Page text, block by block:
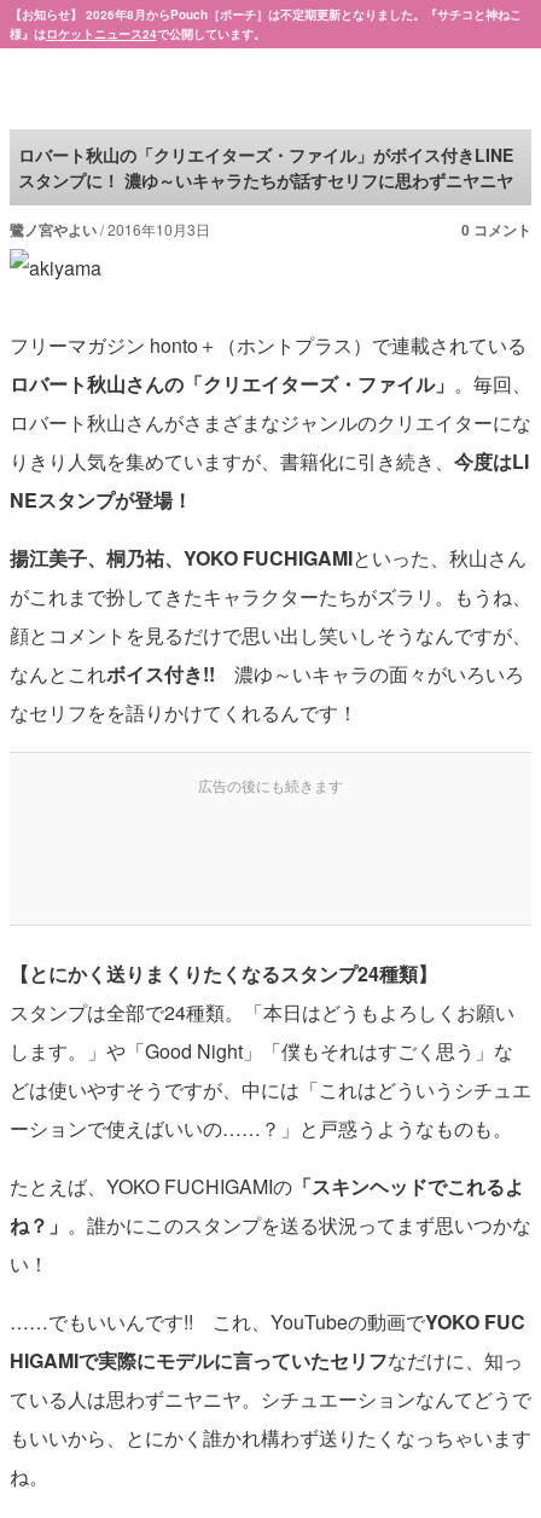
【お知らせ】 2026年8月からPouch［ポーチ］は不定期更新となりました。『サチコと神ねこ
様』はロケットニュース24で公開しています。
ロバート秋山の「クリエイターズ・ファイル」がボイス付きLINE
スタンプに！ 濃ゆ～いキャラたちが話すセリフに思わずニヤニヤ
鷺ノ宮やよい 2016年10月3日 0 コメント
フリーマガジン honto＋（ホントプラス）で連載されている
ロバート秋山さんの「クリエイターズ・ファイル」 。毎回、
ロバート秋山さんがさまざまなジャンルのクリエイターにな
りきり人気を集めていますが、書籍化に引き続き、 今度はLI
NEスタンプが登場！
揚江美子、桐乃祐、YOKO FUCHIGAMIといった、秋山さん
がこれまで扮してきたキャラクターたちがズラリ。もうね、
顔とコメントを見るだけで思い出し笑いしそうなんですが、
なんとこれボイス付き!! 濃ゆ～いキャラの面々がいろいろ
なセリフをを語りかけてくれるんです！
【とにかく送りまくりたくなるスタンプ24種類】
スタンプは全部で24種類。「本日はどうもよろしくお願い
します。」や「Good Night」「僕もそれはすごく思う」な
どは使いやすそうですが、中には「これはどういうシチュエ
ーションで使えばいいの……？」と戸惑うようなものも。
たとえば、YOKO FUCHIGAMIの「スキンヘッドでこれるよ
ね？」 。誰かにこのスタンプを送る状況ってまず思いつかな
い！
……でもいいんです!! これ、YouTubeの動画でYOKO FUC
HIGAMIで実際にモデルに言っていたセリフなだけに、知っ
ている人は思わずニヤニヤ。シチュエーションなんてどうで
もいいから、とにかく誰かれ構わず送りたくなっちゃいます
ね。